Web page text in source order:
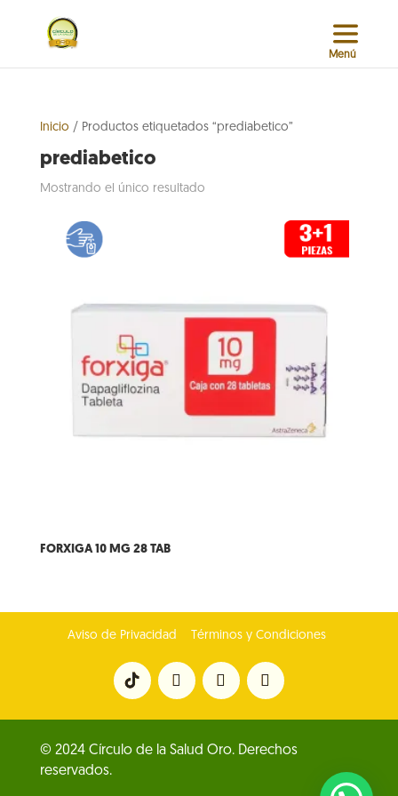
Inicio / Productos etiquetados “prediabetico”
prediabetico
Mostrando el único resultado
FORXIGA 10 MG 28 TAB
Aviso de Privacidad Términos y Condiciones
© 2024 Círculo de la Salud Oro. Derechos
reservados.